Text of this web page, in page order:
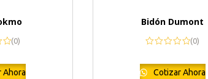
(0)
Ahora
Bidón Dumont
(0)
Cotizar Ahora